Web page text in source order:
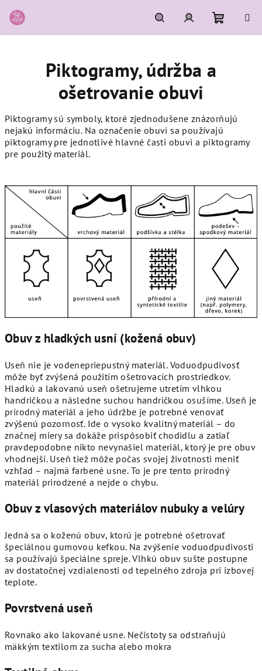
na
obsah
HľadaťPrihlásenie
Piktogramy, údržba a
ošetrovanie obuvi
Piktogramy sú symboly, ktoré zjednodušene znázorňujú
nejakú informáciu. Na označenie obuvi sa používajú
piktogramy pre jednotlivé hlavné časti obuvi a piktogramy
pre použitý materiál.
Obuv z hladkých usní (kožená obuv)
Useň nie je vodenepriepustný materiál. Voduodpudivosť
môže byť zvýšená použitím ošetrovacích prostriedkov.
Hladkú a lakovanú useň ošetrujeme utretím vlhkou
handričkou a následne suchou handričkou osušíme. Useň je
prírodný materiál a jeho údržbe je potrebné venovať
zvýšenú pozornosť. Ide o vysoko kvalitný materiál – do
značnej miery sa dokáže prispôsobiť chodidlu a zatiaľ
pravdepodobne nikto nevynašiel materiál, ktorý je pre obuv
vhodnejší. Useň tiež môže počas svojej životnosti meniť
vzhľad – najmä farbené usne. To je pre tento prírodný
materiál prirodzené a nejde o chybu.
Obuv z vlasových materiálov nubuky a velúry
Jedná sa o koženú obuv, ktorú je potrebné ošetrovať
špeciálnou gumovou kefkou. Na zvýšenie voduodpudivosti
sa používajú špeciálne spreje. Vlhkú obuv sušte postupne
av dostatočnej vzdialenosti od tepelného zdroja pri izbovej
teplote.
Povrstvená useň
Rovnako ako lakované usne. Nečistoty sa odstraňujú
mäkkým textilom za sucha alebo mokra